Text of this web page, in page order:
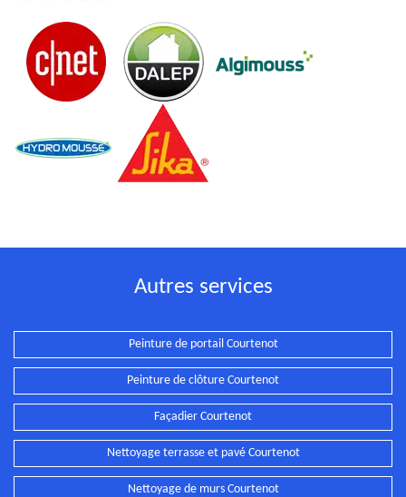
Autres services
Peinture de portail Courtenot
Peinture de clôture Courtenot
Façadier Courtenot
Nettoyage terrasse et pavé Courtenot
Nettoyage de murs Courtenot